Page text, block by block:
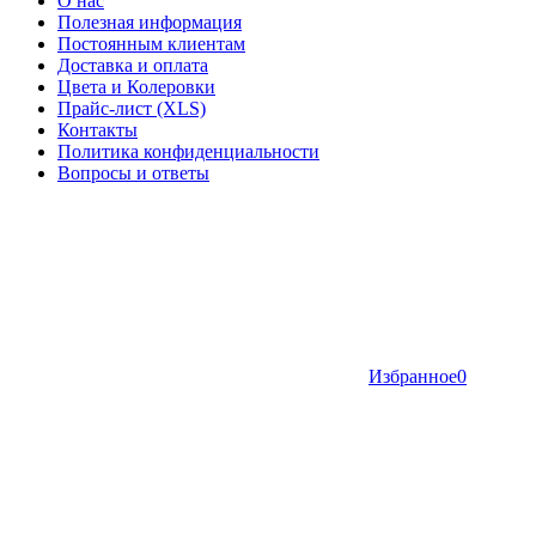
Полезная информация
Постоянным клиентам
Доставка и оплата
Цвета и Колеровки
Прайс-лист (XLS)
Контакты
Политика конфиденциальности
Вопросы и ответы
Избранное0